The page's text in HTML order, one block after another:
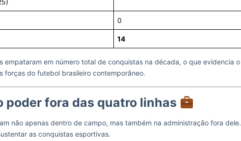
0
14
empataram em número total de conquistas na década, o que evidencia o
forças do futebol brasileiro contemporâneo.
poder fora das quatro linhas
não apenas dentro de campo, mas também na administração fora dele.
as conquistas esportivas.